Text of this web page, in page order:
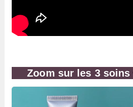
Zoom sur les 3 soins